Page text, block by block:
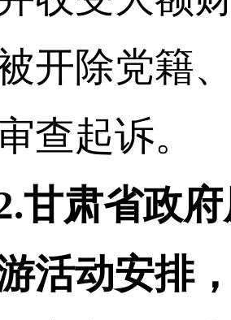
开除党籍
查起诉。
甘肃省政
活动安排